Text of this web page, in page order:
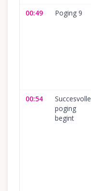
00:49 Poging 9
00:54
Succesvolle
poging
begint